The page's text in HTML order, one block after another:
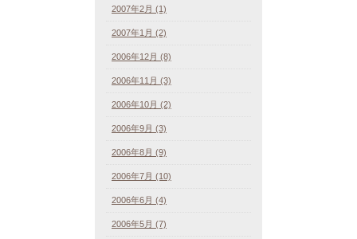
2007年2月 (1)
2007年1月 (2)
2006年12月 (8)
2006年11月 (3)
2006年10月 (2)
2006年9月 (3)
2006年8月 (9)
2006年7月 (10)
2006年6月 (4)
2006年5月 (7)